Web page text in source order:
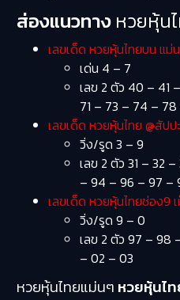
ส่องแนวทาง หวยหุ้น
เลขเด็ด หวยหุ้นไทยบน แม่
เด่น 4 – 7
เลข 2 ตัว 40 – 41
71 – 73 – 74 –
เลขเด็ด หวยหุ้นไทย @สัปป
วิ่ง/รูด 3 – 9
เลข 2 ตัว 31 – 32
– 94 – 96 – 97 –
เลขเด็ด หวยหุ้นไทยช่อง9
วิ่ง/รูด 9 – 0
เลข 2 ตัว 97 – 98
– 02 – 03
หวยหุ้นไทยแม่นๆ หวยหุ้นไท